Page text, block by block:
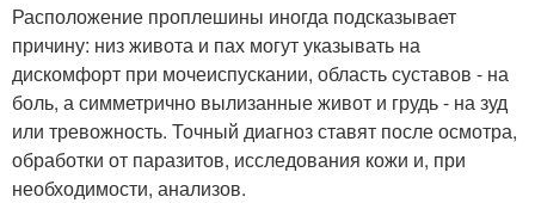
Расположение проплешины иногда подсказывает
причину: низ живота и пах могут указывать на
дискомфорт при мочеиспускании, область суставов - на
боль, а симметрично вылизанные живот и грудь - на зуд
или тревожность. Точный диагноз ставят после осмотра,
обработки от паразитов, исследования кожи и, при
необходимости, анализов.